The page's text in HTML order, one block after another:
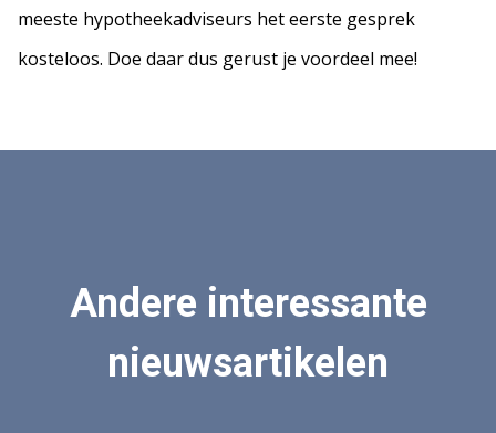
meeste hypotheekadviseurs het eerste gesprek
kosteloos. Doe daar dus gerust je voordeel mee!
Andere interessante
nieuwsartikelen